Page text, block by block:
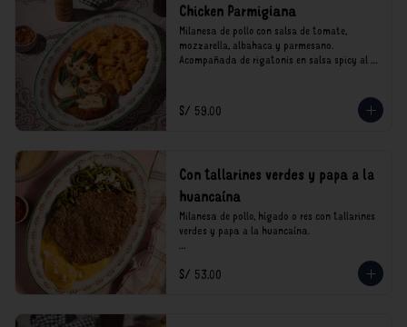
Chicken Parmigiana
Milanesa de pollo con salsa de tomate,
mozzarella, albahaca y parmesano.
Acompañada de rigatonis en salsa spicy al
*Nuestros precios están expresados en soles e
incluyen impuestos de ley y recargo al
S/ 59.00
Con tallarines verdes y papa a la
huancaína
Milanesa de pollo, hígado o res con tallarines
verdes y papa a la huancaína.
*Nuestros precios están expresados en soles e
incluyen impuestos de ley y recargo al
S/ 53.00